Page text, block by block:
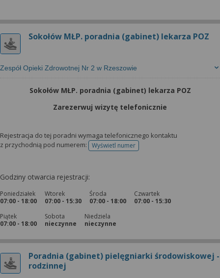
Sokołów MŁP. poradnia (gabinet) lekarza POZ
Zespół Opieki Zdrowotnej Nr 2 w Rzeszowie
Sokołów MŁP. poradnia (gabinet) lekarza POZ
Zarezerwuj wizytę telefonicznie
Rejestracja do tej poradni wymaga telefonicznego kontaktu
z przychodnią pod numerem:
Wyświetl numertelefonu do rejestracji
Godziny otwarcia rejestracji:
Poniedziałek
07:00 - 18:00
Wtorek
07:00 - 15:30
Środa
07:00 - 18:00
Czwartek
07:00 - 15:30
Piątek
07:00 - 18:00
Sobota
nieczynne
Niedziela
nieczynne
Poradnia (gabinet) pielęgniarki środowiskowej -
rodzinnej